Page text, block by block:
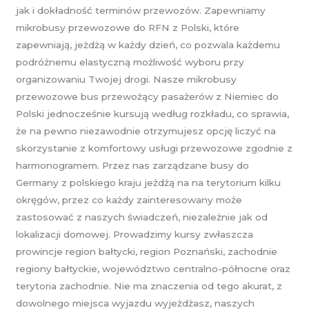
jak i dokładność terminów przewozów. Zapewniamy
mikrobusy przewozowe do RFN z Polski, które
zapewniają, jeżdżą w każdy dzień, co pozwala każdemu
podróżnemu elastyczną możliwość wyboru przy
organizowaniu Twojej drogi. Nasze mikrobusy
przewozowe bus przewożący pasażerów z Niemiec do
Polski jednocześnie kursują według rozkładu, co sprawia,
że na pewno niezawodnie otrzymujesz opcję liczyć na
skorzystanie z komfortowy usługi przewozowe zgodnie z
harmonogramem. Przez nas zarządzane busy do
Germany z polskiego kraju jeżdżą na na terytorium kilku
okręgów, przez co każdy zainteresowany może
zastosować z naszych świadczeń, niezależnie jak od
lokalizacji domowej. Prowadzimy kursy zwłaszcza
prowincje region bałtycki, region Poznański, zachodnie
regiony bałtyckie, województwo centralno-północne oraz
terytoria zachodnie. Nie ma znaczenia od tego akurat, z
dowolnego miejsca wyjazdu wyjeżdżasz, naszych